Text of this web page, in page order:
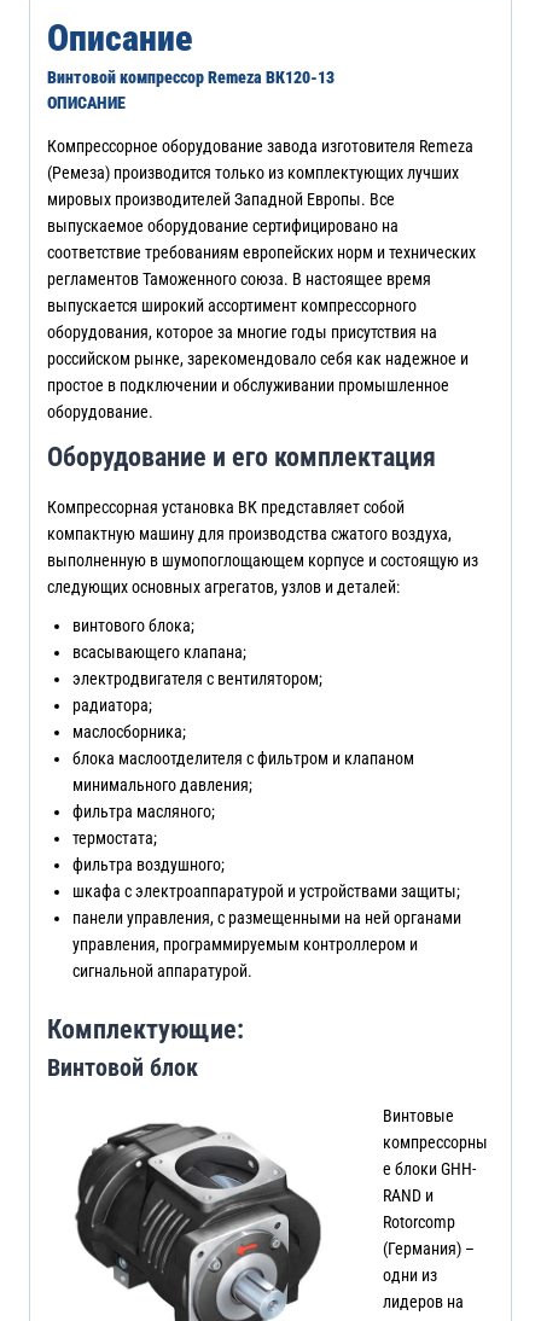
Описание
Винтовой компрессор Remeza ВК120-13
ОПИСАНИЕ
Компрессорное оборудование завода изготовителя Remeza
(Ремеза) производится только из комплектующих лучших
мировых производителей Западной Европы. Все
выпускаемое оборудование сертифицировано на
соответствие требованиям европейских норм и технических
регламентов Таможенного союза. В настоящее время
выпускается широкий ассортимент компрессорного
оборудования, которое за многие годы присутствия на
российском рынке, зарекомендовало себя как надежное и
простое в подключении и обслуживании промышленное
оборудование.
Оборудование и его комплектация
Компрессорная установка ВК представляет собой
компактную машину для производства сжатого воздуха,
выполненную в шумопоглощающем корпусе и состоящую из
следующих основных агрегатов, узлов и деталей:
винтового блока;
всасывающего клапана;
электродвигателя с вентилятором;
радиатора;
маслосборника;
блока маслоотделителя с фильтром и клапаном
минимального давления;
фильтра масляного;
термостата;
фильтра воздушного;
шкафа с электроаппаратурой и устройствами защиты;
панели управления, с размещенными на ней органами
управления, программируемым контроллером и
сигнальной аппаратурой.
Комплектующие:
Винтовой блок
Винтовые
компрессорны
е блоки GHH-
RAND и
Rotorcomp
(Германия) –
одни из
лидеров на